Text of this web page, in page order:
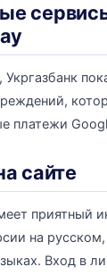
платежи
сайте
приятный
на
Вход в